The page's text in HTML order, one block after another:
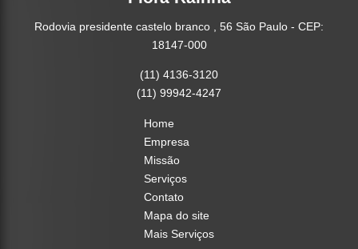
Rodovia presidente castelo branco , 56 São Paulo - CEP:
18147-000
(11) 4136-3120
(11) 99942-4247
Home
Empresa
Missão
Serviços
Contato
Mapa do site
Mais Serviços